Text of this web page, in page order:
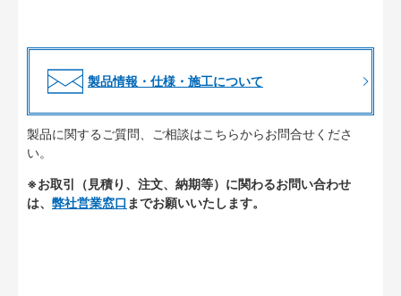
製品情報・仕様・施工について
製品に関するご質問、ご相談はこちらからお問合せくださ
い。
※お取引（見積り、注文、納期等）に関わるお問い合わせ
は、 弊社営業窓口 までお願いいたします。